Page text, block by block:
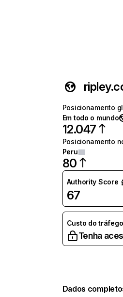
Posicionamento
Em todo o mundo
12.047
Posicionamento
Peru
80
Authority Score
67
Custo do tráfego
Tenha
Dados